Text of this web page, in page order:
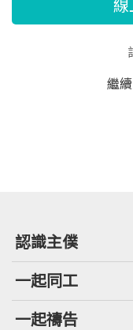
線
繼
認識主僕
一起同工
一起禱告